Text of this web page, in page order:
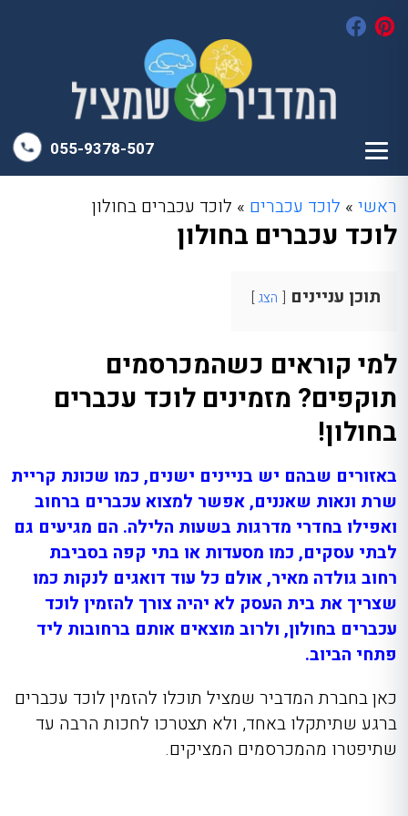
055-9378-507
ראשי » לוכד עכברים » לוכד עכברים בחולון
לוכד עכברים בחולון
תוכן עניינים הצג
למי קוראים כשהמכרסמים
תוקפים? מזמינים לוכד עכברים
בחולון!
באזורים שבהם יש בניינים ישנים, כמו שכונת קריית
שרת ונאות שאננים, אפשר למצוא עכברים ברחוב
ואפילו בחדרי מדרגות בשעות הלילה. הם מגיעים גם
לבתי עסקים, כמו מסעדות או בתי קפה בסביבת
רחוב גולדה מאיר, אולם כל עוד דואגים לנקות כמו
שצריך את בית העסק לא יהיה צורך להזמין לוכד
עכברים בחולון, ולרוב מוצאים אותם ברחובות ליד
פתחי הביוב.
כאן בחברת המדביר שמציל תוכלו להזמין לוכד עכברים
ברגע שתיתקלו באחד, ולא תצטרכו לחכות הרבה עד
שתיפטרו מהמכרסמים המציקים.